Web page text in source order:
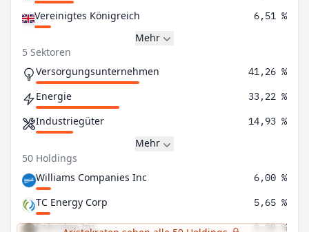
Vereinigtes Königreich 6,51 %
Mehr
5 Sektoren
Versorgungsunternehmen
41,26 %
Energie 33,22 %
Industriegüter 14,93 %
Mehr
50 Holdings
Williams Companies Inc
6,00 %
TC Energy Corp 5,65 %
Enbridge Inc 5,58 %